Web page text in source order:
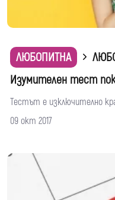
ЛЮБОПИТНА
Изумителен тест
Тестът е изключително
09 окт 2017